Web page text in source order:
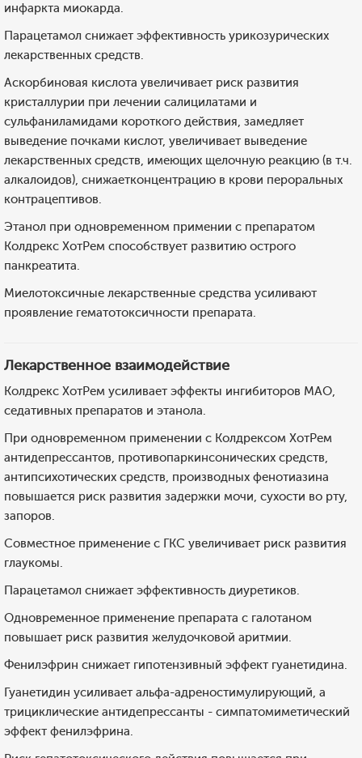
инфаркта миокарда.
Парацетамол снижает эффективность урикозурических
лекарственных средств.
Аскорбиновая кислота увеличивает риск развития
кристаллурии при лечении салицилатами и
сульфаниламидами короткого действия, замедляет
выведение почками кислот, увеличивает выведение
лекарственных средств, имеющих щелочную реакцию (в т.ч.
алкалоидов), снижаетконцентрацию в крови пероральных
контрацептивов.
Этанол при одновременном примении с препаратом
Колдрекс ХотРем способствует развитию острого
панкреатита.
Миелотоксичные лекарственные средства усиливают
проявление гематотоксичности препарата.
Лекарственное взаимодействие
Колдрекс ХотРем усиливает эффекты ингибиторов МАО,
седативных препаратов и этанола.
При одновременном применении с Колдрексом ХотРем
антидепрессантов, противопаркинсонических средств,
антипсихотических средств, производных фенотиазина
повышается риск развития задержки мочи, сухости во рту,
запоров.
Совместное применение с ГКС увеличивает риск развития
глаукомы.
Парацетамол снижает эффективность диуретиков.
Одновременное применение препарата с галотаном
повышает риск развития желудочковой аритмии.
Фенилэфрин снижает гипотензивный эффект гуанетидина.
Гуанетидин усиливает альфа-адреностимулирующий, а
трициклические антидепрессанты - симпатомиметический
эффект фенилэфрина.